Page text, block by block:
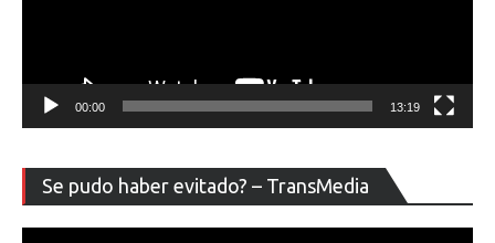
00:00 13:19
Se pudo haber evitado? – TransMedia
de